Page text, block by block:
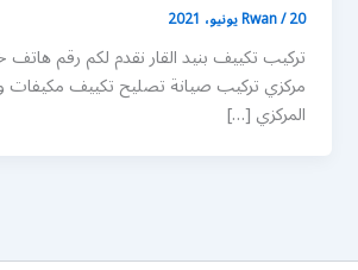
Rwan/20 يونيو، 2021
تركيب تكييف بنيد القار نقدم لكم رقم
مركزي تركيب صيانة تصليح تكييف مكيفات
المركزي […]